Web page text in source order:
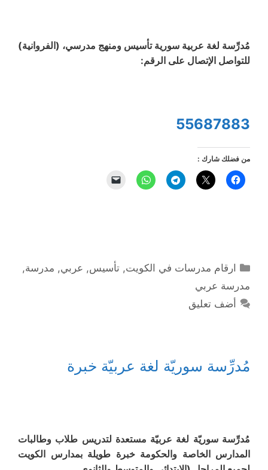
مُدرِّسة لغة عربية سورية تأسيس ومنهج مدرسي، (الفروانية)
للتواصل الإتصال على الرقم:
55687883
من فضلك شارك :
التصنيفات
ارقام مدرسات في الكويت,تأسيس, عربي, مدرسة,
مدرسة عربي
أضف تعليق
مُدرِّسة سوريّة لغة عربيّة خبرة
مُدرِّسة سوريّة لغة عربيّة مستعدة لتدريس طلاب وطالبات
المدارس الخاصة والحكومة خبرة طويلة بمدارس الكويت